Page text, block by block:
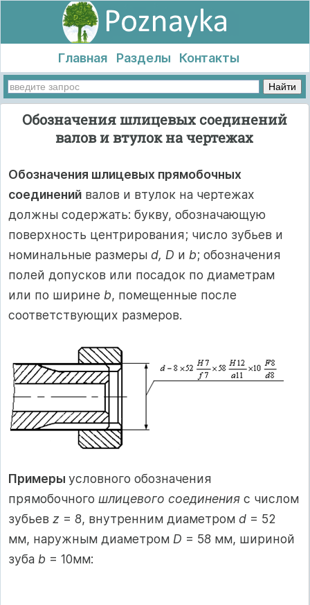
Главная Разделы Контакты
Обозначения шлицевых соединений
валов и втулок на чертежах
Обозначения шлицевых прямобочных
соединений валов и втулок на чертежах
должны содержать: букву, обозначающую
поверхность центрирования; число зубьев и
номинальные размеры d, D и b; обозначения
полей допусков или посадок по диаметрам
или по ширине b, помещенные после
соответствующих размеров.
Примеры условного обозначения
прямобочного шлицевого соединения с числом
зубьев z = 8, внутренним диаметром d = 52
мм, наружным диаметром D = 58 мм, шириной
зуба b = 10мм: